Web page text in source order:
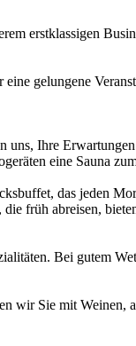
erstklassigen
gelungene
uns, Ihre
eine Sauna
das jeden
früh abreisen,
Bei gutem
wir Sie mit Weinen,